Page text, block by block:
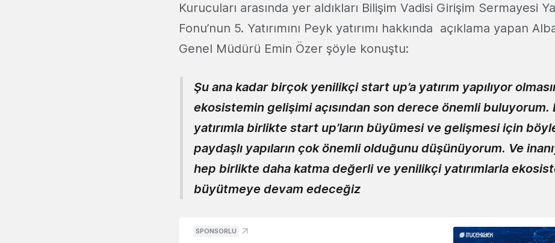
Kurucuları arasında yer aldıkları Bilişim Vadisi Girişim Sermayesi
Fonu’nun 5. Yatırımını Peyk yatırımı hakkında açıklama yapan
Genel Müdürü Emin Özer şöyle konuştu:
Şu ana kadar birçok yenilikçi start up’a yatırım yapılıyor
ekosistemin gelişimi açısından son derece önemli buluyorum.
yatırımla birlikte start up’ların büyümesi ve gelişmesi için
paydaşlı yapıların çok önemli olduğunu düşünüyorum. Ve
hep birlikte daha katma değerli ve yenilikçi yatırımlarla
büyütmeye devam edeceğiz
SPONSORLU